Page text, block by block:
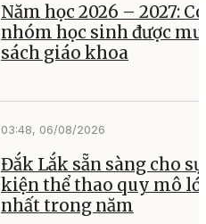
Năm học 2026 – 2027:
nhóm học sinh được
sách giáo khoa
03:48, 06/08/2026
Đắk Lắk sẵn sàng cho sự
kiện thể thao quy mô
nhất trong năm